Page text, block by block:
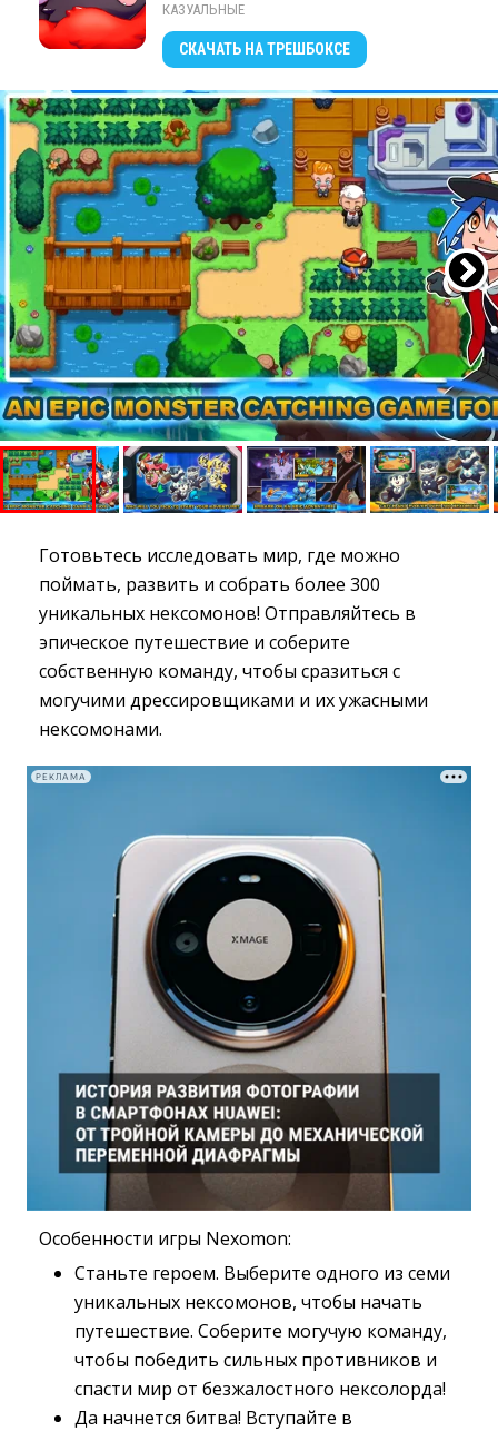
КАЗУАЛЬНЫЕ
СКАЧАТЬ НА ТРЕШБОКСЕ
Готовьтесь исследовать мир, где можно
поймать, развить и собрать более 300
уникальных нексомонов! Отправляйтесь в
эпическое путешествие и соберите
собственную команду, чтобы сразиться с
могучими дрессировщиками и их ужасными
нексомонами.
РЕКЛАМА
Особенности игры Nexomon:
Станьте героем. Выберите одного из семи
уникальных нексомонов, чтобы начать
путешествие. Соберите могучую команду,
чтобы победить сильных противников и
спасти мир от безжалостного нексолорда!
Да начнется битва! Вступайте в